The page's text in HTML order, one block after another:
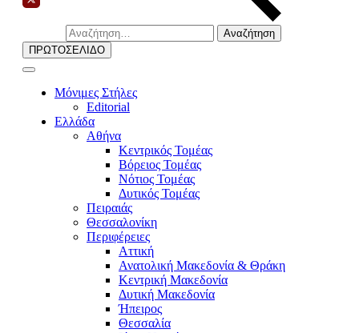
Αναζήτηση
για:
ΠΡΩΤΟΣΕΛΙΔΟ
Μόνιμες Στήλες
Editorial
Ελλάδα
Αθήνα
Κεντρικός Τομέας
Βόρειος Τομέας
Νότιος Τομέας
Δυτικός Τομέας
Πειραιάς
Θεσσαλονίκη
Περιφέρειες
Αττική
Ανατολική Μακεδονία & Θράκη
Κεντρική Μακεδονία
Δυτική Μακεδονία
Ήπειρος
Θεσσαλία